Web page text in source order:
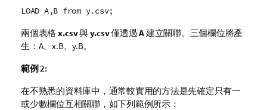
LOAD A,B from y.csv;
兩個表格 x.csv與y.csv僅透過A建立關聯。三個欄位將產
生： A、 x.B、 y.B。
範例 2:
在不熟悉的資料庫中，通常較實用的方法是先確定只有一
或少數欄位互相關聯，如下列範例所示：